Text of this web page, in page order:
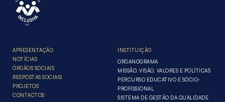
APRESENTAÇÃO
NOTÍCIAS
ÓRGÃOS SOCIAIS
RESPOSTAS SOCIAIS
PROJETOS
CONTACTOS
INSTITUIÇÃO
ORGANOGRAMA
MISSÃO, VISÃO, VALORES E POLÍTICAS
PERCURSO EDUCATIVO E SÓCIO-
PROFISSIONAL
SISTEMA DE GESTÃO DA QUALIDADE